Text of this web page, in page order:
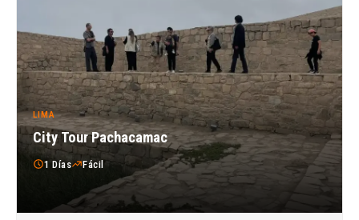
LIMA
City Tour Pachacamac
1 Días Fácil